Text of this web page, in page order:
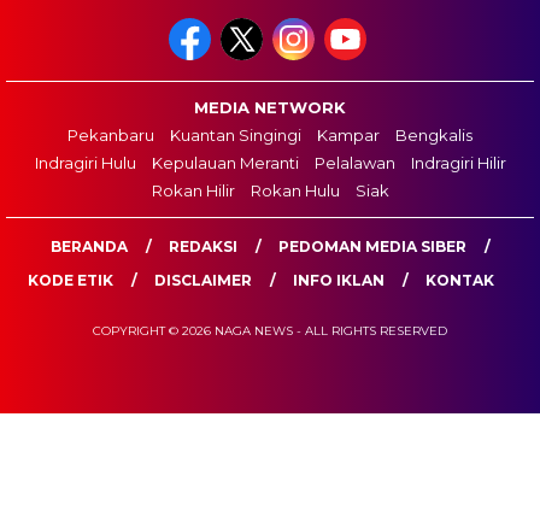
MEDIA NETWORK
Pekanbaru
Kuantan Singingi Kampar
Bengkalis
Indragiri Hulu
Kepulauan Meranti Pelalawan
Indragiri Hilir
Rokan Hilir
Rokan Hulu Siak
BERANDA REDAKSI
PEDOMAN MEDIA SIBER
KODE ETIK
DISCLAIMER INFO IKLAN KONTAK
COPYRIGHT © 2026 NAGA NEWS - ALL RIGHTS RESERVED